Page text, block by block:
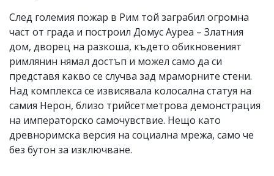
След големия пожар в Рим той заграбил огромна
част от града и построил Домус Ауреа – Златния
дом, дворец на разкоша, където обикновеният
римлянин нямал достъп и можел само да си
представя какво се случва зад мраморните стени.
Над комплекса се извисявала колосална статуя на
самия Нерон, близо трийсетметрова демонстрация
на императорско самочувствие. Нещо като
древноримска версия на социална мрежа, само че
без бутон за изключване.